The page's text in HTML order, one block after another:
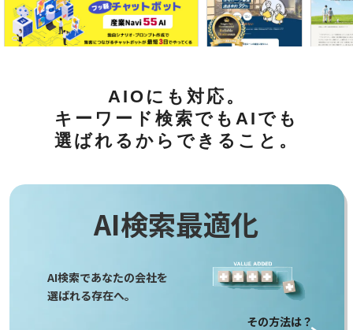
AIOにも対応。
キーワード検索でもAIでも
選ばれるからできること。
AI検索最適化
AI検索であなたの会社を
選ばれる存在へ。
その方法は？